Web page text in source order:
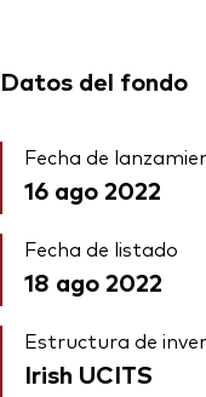
Datos del fondo
Fecha de
16 ago 2022
Fecha de listado
18 ago 2022
Estructura de
Irish UCITS